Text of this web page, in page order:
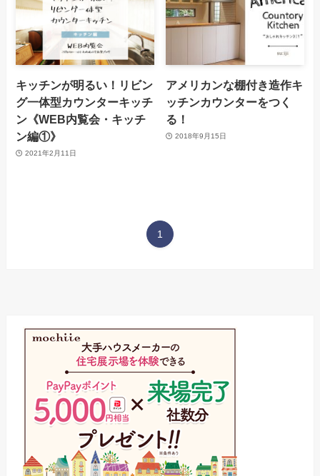
キッチンが明るい！リビン
グ一体型カウンターキッチ
ン《WEB内覧会・キッチ
ン編①》
2021年2月11日
アメリカンな棚付き造作キ
ッチンカウンターをつく
る！
2018年9月15日
1